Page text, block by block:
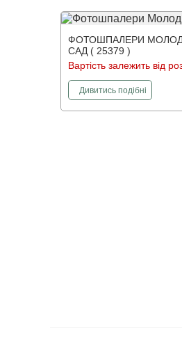
ФОТОШПАЛЕРИ
САД ( 25379 )
Вартість залежить від
Дивитисьфотошпалери
подібні